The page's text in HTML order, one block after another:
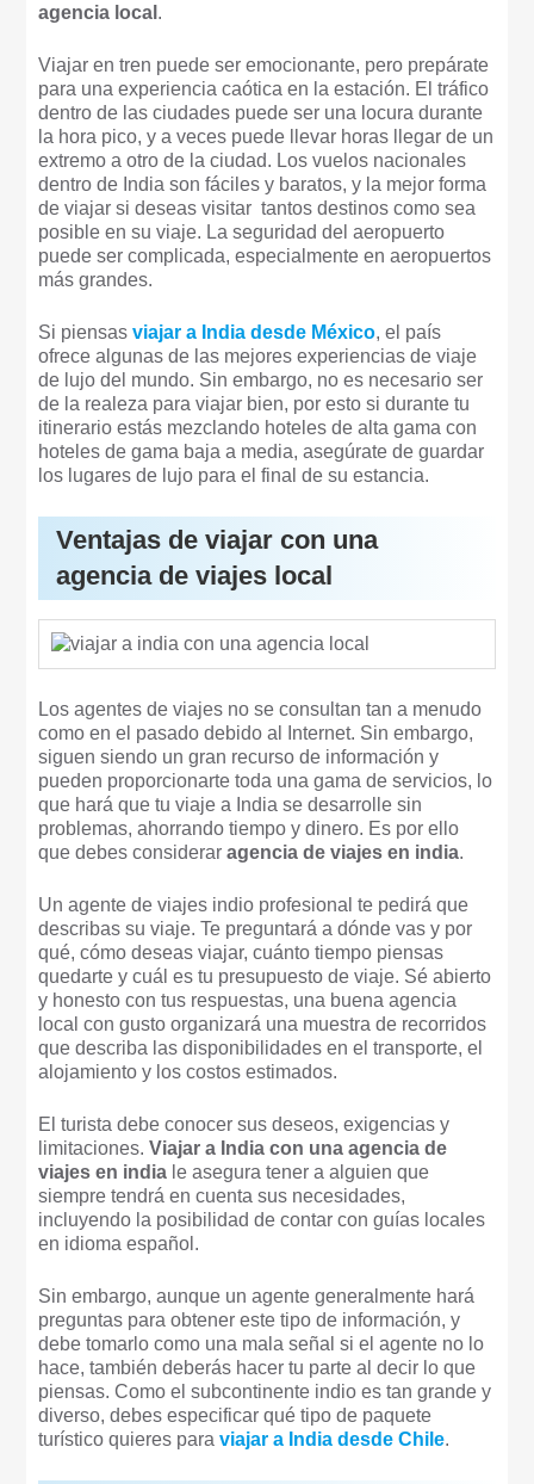
agencia local .
Viajar en tren puede ser emocionante, pero prepárate
para una experiencia caótica en la estación. El tráfico
dentro de las ciudades puede ser una locura durante
la hora pico, y a veces puede llevar horas llegar de un
extremo a otro de la ciudad. Los vuelos nacionales
dentro de India son fáciles y baratos, y la mejor forma
de viajar si deseas visitar tantos destinos como sea
posible en su viaje. La seguridad del aeropuerto
puede ser complicada, especialmente en aeropuertos
más grandes.
Si piensasviajar a India desde México, el país
ofrece algunas de las mejores experiencias de viaje
de lujo del mundo. Sin embargo, no es necesario ser
de la realeza para viajar bien, por esto si durante tu
itinerario estás mezclando hoteles de alta gama con
hoteles de gama baja a media, asegúrate de guardar
los lugares de lujo para el final de su estancia.
Ventajas de viajar con una
agencia de viajes local
Los agentes de viajes no se consultan tan a menudo
como en el pasado debido al Internet. Sin embargo,
siguen siendo un gran recurso de información y
pueden proporcionarte toda una gama de servicios, lo
que hará que tu viaje a India se desarrolle sin
problemas, ahorrando tiempo y dinero. Es por ello
que debes consideraragencia de viajes en india.
Un agente de viajes indio profesional te pedirá que
describas su viaje. Te preguntará a dónde vas y por
qué, cómo deseas viajar, cuánto tiempo piensas
quedarte y cuál es tu presupuesto de viaje. Sé abierto
y honesto con tus respuestas, una buena agencia
local con gusto organizará una muestra de recorridos
que describa las disponibilidades en el transporte, el
alojamiento y los costos estimados.
El turista debe conocer sus deseos, exigencias y
limitaciones.Viajar a India con una agencia de
viajes en india le asegura tener a alguien que
siempre tendrá en cuenta sus necesidades,
incluyendo la posibilidad de contar con guías locales
en idioma español.
Sin embargo, aunque un agente generalmente hará
preguntas para obtener este tipo de información, y
debe tomarlo como una mala señal si el agente no lo
hace, también deberás hacer tu parte al decir lo que
piensas. Como el subcontinente indio es tan grande y
diverso, debes especificar qué tipo de paquete
turístico quieres paraviajar a India desde Chile.